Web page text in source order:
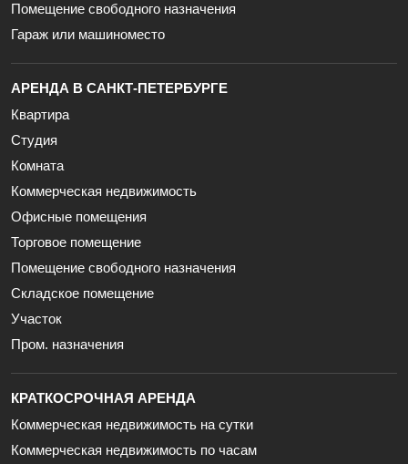
Помещение свободного назначения
Гараж или машиноместо
АРЕНДА В САНКТ-ПЕТЕРБУРГЕ
Квартира
Студия
Комната
Коммерческая недвижимость
Офисные помещения
Торговое помещение
Помещение свободного назначения
Складское помещение
Участок
Пром. назначения
КРАТКОСРОЧНАЯ АРЕНДА
Коммерческая недвижимость на сутки
Коммерческая недвижимость по часам